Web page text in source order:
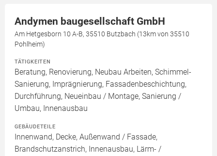
Andymen baugesellschaft GmbH
Am Hetgesborn 10 A-B, 35510 Butzbach (13km von 35510
Pohlheim)
TÄTIGKEITEN
Beratung, Renovierung, Neubau Arbeiten, Schimmel-
Sanierung, Imprägnierung, Fassadenbeschichtung,
Durchführung, Neueinbau / Montage, Sanierung /
Umbau, Innenausbau
GEBÄUDETEILE
Innenwand, Decke, Außenwand / Fassade,
Brandschutzanstrich, Innenausbau, Lärm- /